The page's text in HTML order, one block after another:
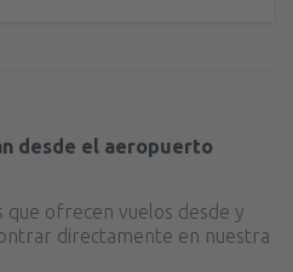
desde el aeropuerto
que ofrecen vuelos desde y
directamente en nuestra